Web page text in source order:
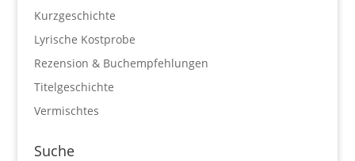
Kurzgeschichte
Lyrische Kostprobe
Rezension & Buchempfehlungen
Titelgeschichte
Vermischtes
Suche